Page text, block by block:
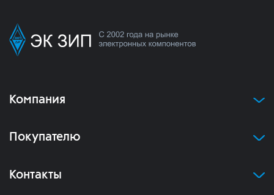
Компания
Покупателю
Контакты